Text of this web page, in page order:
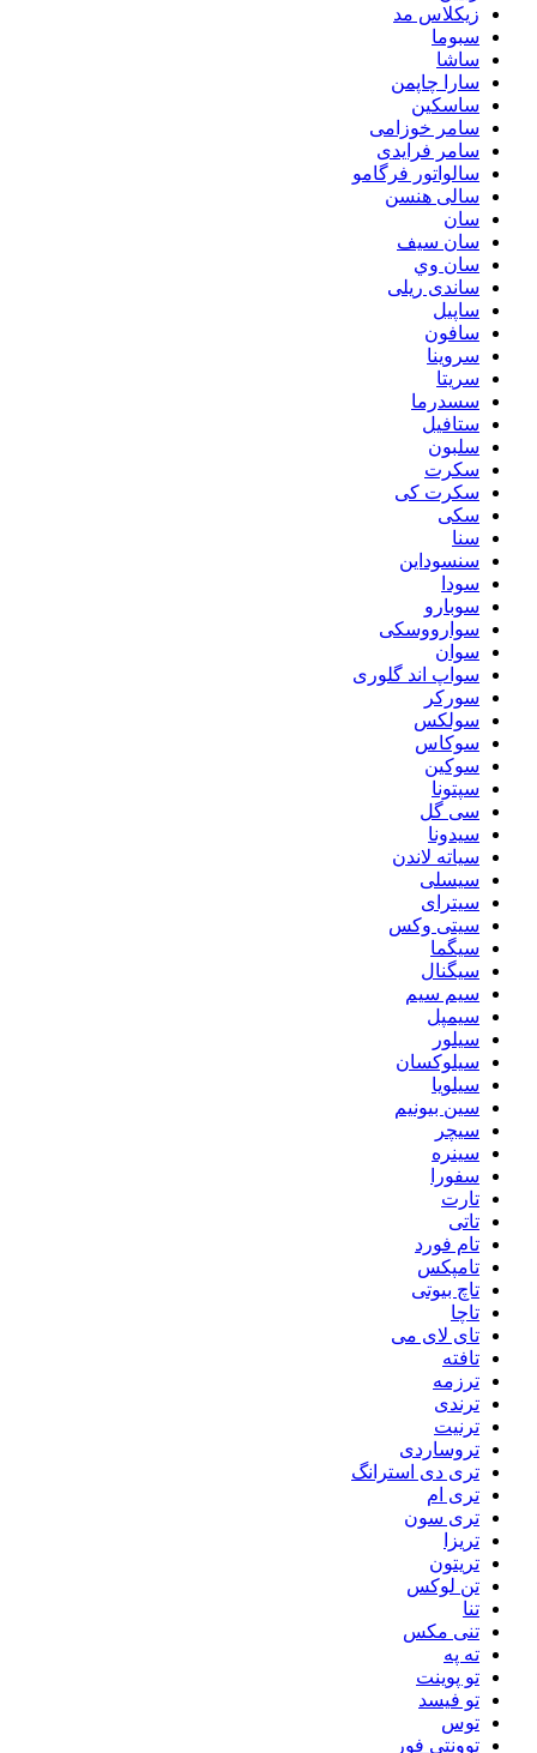
زیکلاس مد
سبوما
ساشا
سارا چاپمن
ساسکین
سامر خوزامی
سامر فرایدی
سالواتور فرگامو
سالی هنسن
سان
سان سیف
سان وي
ساندی ریلی
ساپیل
سافون
سروینا
سریتا
سسدرما
ستافیل
سلبون
سکرت
سکرت کی
سکی
سنا
سنسوداین
سودا
سوبارو
سوارووسکی
سوان
سواپ اند گلوری
سورکر
سولکس
سوکاس
سوکین
سپتونا
سی گل
سیدونا
سیاته لاندن
سیسلی
سیترای
سیتی وکس
سیگما
سیگنال
سیم سیم
سیمپل
سیلور
سیلوکسان
سیلویا
سین بیونیم
سیچر
سینره
سفورا
تارت
تاتی
تام فورد
تامپکس
تاچ بیوتی
تاچا
تای لای می
تافته
ترزمه
ترندی
ترنیت
تروساردی
تری دی استرانگ
تری ام
تری سون
تریزا
تریتون
تن لوکس
تنا
تنی مکس
ته په
تو پوینت
تو فیسد
توس
توونتی فور